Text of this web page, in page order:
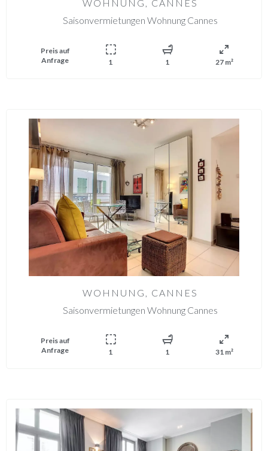
WOHNUNG, CANNES
Saisonvermietungen Wohnung Cannes
Preis auf
Anfrage
1 1 27 m²
WOHNUNG, CANNES
Saisonvermietungen Wohnung Cannes
Preis auf
Anfrage
1 1 31 m²